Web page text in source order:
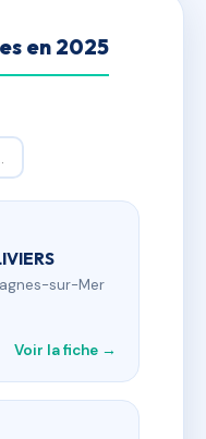
en 2025
sur-Mer
Voir la fiche →